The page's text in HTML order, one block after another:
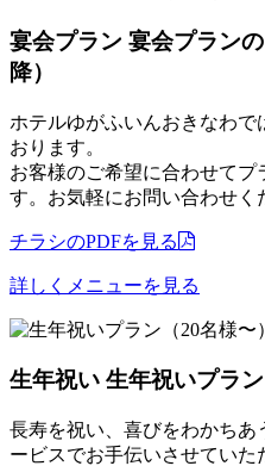
宴会プラン 宴会プラン
降）
ホテルゆがふいんおきなわ
おります。
お客様のご希望に合わせてプ
す。お気軽にお問い合わせく
チラシのPDFを見る
詳しくメニューを見る
生年祝い 生年祝いプラン
長寿を祝い、喜びをわかち
ービスでお手伝いさせていた